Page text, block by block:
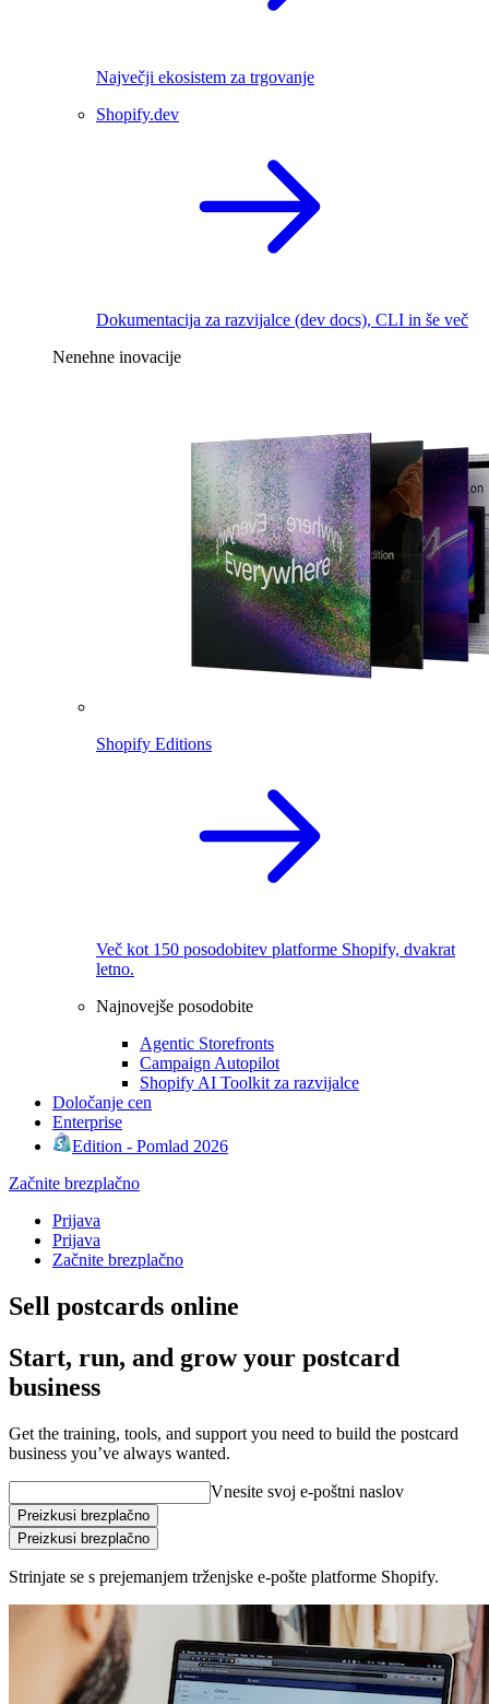
Največji ekosistem za trgovanje
Shopify.dev
Dokumentacija za razvijalce (dev docs), CLI in še več
Nenehne inovacije
Shopify Editions
Več kot 150 posodobitev platforme Shopify, dvakrat
letno.
Najnovejše posodobite
Agentic Storefronts
Campaign Autopilot
Shopify AI Toolkit za razvijalce
Določanje cen
Enterprise
Edition - Pomlad 2026
Začnite brezplačno
Prijava
Prijava
Začnite brezplačno
Sell postcards online
Start, run, and grow your postcard
business
Get the training, tools, and support you need to build the postcard
business you’ve always wanted.
Vnesite svoj e-poštni naslov
Preizkusi brezplačno
Preizkusi brezplačno
Strinjate se s prejemanjem trženjske e-pošte platforme Shopify.